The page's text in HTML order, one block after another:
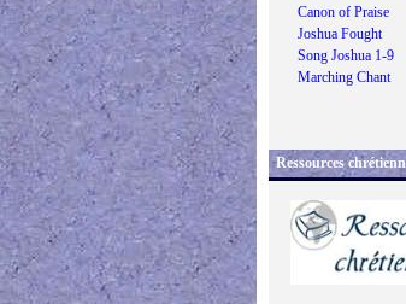
Canon of Praise
Joshua Fought
Song Joshua 1-9
Marching Chant
Ressources